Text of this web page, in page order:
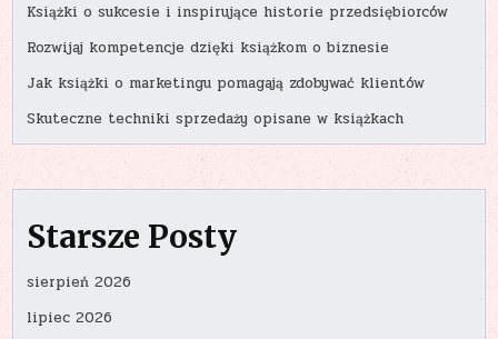
Książki o sukcesie i inspirujące historie przedsiębiorców
Rozwijaj kompetencje dzięki książkom o biznesie
Jak książki o marketingu pomagają zdobywać klientów
Skuteczne techniki sprzedaży opisane w książkach
Starsze Posty
sierpień 2026
lipiec 2026